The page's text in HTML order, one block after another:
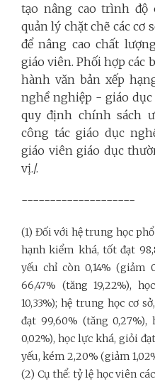
tạo nâng cao trình độ
quản lý chặt chẽ các cơ
để nâng cao chất
giáo viên. Phối hợp các
hành văn bản xếp
nghề nghiệp - giáo
quy định chính sách
công tác giáo dục
giáo viên giáo dục
vị./.
--------------------
(1) Đối với hệ trung học
hạnh kiểm khá, tốt đạt
yếu chỉ còn 0,14% (giảm
66,47% (tăng 19,22%),
10,33%); hệ trung học cơ
đạt 99,60% (tăng
0,02%), học lực khá, giỏi
yếu, kém 2,20% (giảm
(2) Cụ thể: tỷ lệ học viên